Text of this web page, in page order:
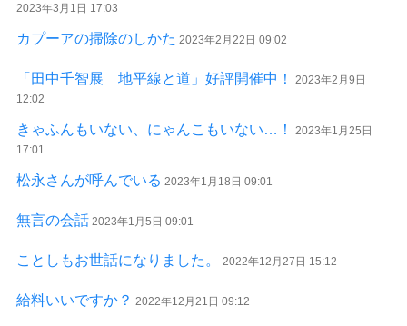
2023年3月1日 17:03
カプーアの掃除のしかた 2023年2月22日 09:02
「田中千智展 地平線と道」好評開催中！
2023年2月9日
12:02
きゃふんもいない、にゃんこもいない…！
2023年1月25日
17:01
松永さんが呼んでいる 2023年1月18日 09:01
無言の会話 2023年1月5日 09:01
ことしもお世話になりました。 2022年12月27日 15:12
給料いいですか？ 2022年12月21日 09:12